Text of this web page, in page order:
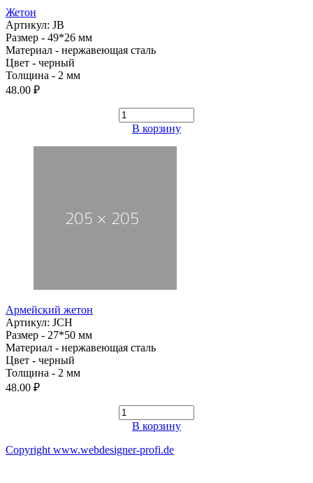
Жетон
Артикул: JB
Размер - 49*26 мм
Материал - нержавеющая сталь
Цвет - черный
Толщина - 2 мм
48.00 ₽
В корзину
Армейский жетон
Артикул: JCH
Размер - 27*50 мм
Материал - нержавеющая сталь
Цвет - черный
Толщина - 2 мм
48.00 ₽
В корзину
Copyright www.webdesigner-profi.de